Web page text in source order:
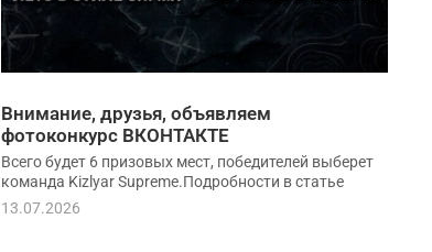
Внимание, друзья, объявляем
фотоконкурс ВКОНТАКТЕ
Всего будет 6 призовых мест, победителей выберет
команда Kizlyar Supreme.Подробности в статье
13.07.2026